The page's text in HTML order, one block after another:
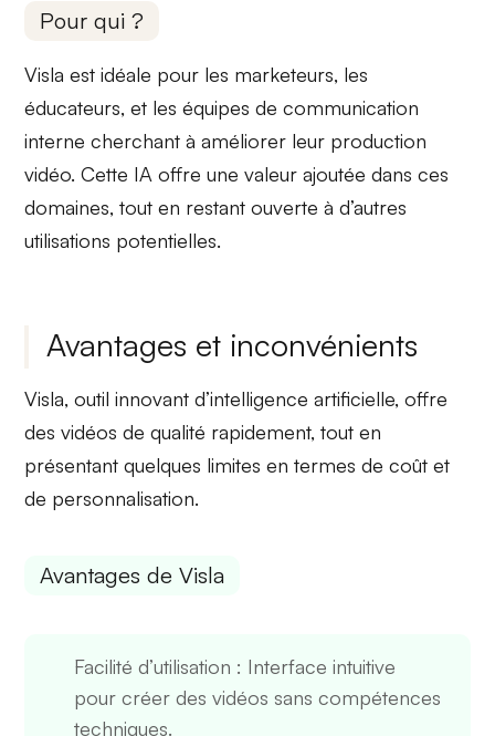
Pour qui ?
Visla est idéale pour les marketeurs, les
éducateurs, et les équipes de communication
interne cherchant à améliorer leur production
vidéo. Cette IA offre une valeur ajoutée dans ces
domaines, tout en restant ouverte à d’autres
utilisations potentielles.
Avantages et inconvénients
Visla, outil innovant d’intelligence artificielle, offre
des vidéos de qualité rapidement, tout en
présentant quelques limites en termes de coût et
de personnalisation.
Avantages de Visla
Facilité d’utilisation : Interface intuitive
pour créer des vidéos sans compétences
techniques.